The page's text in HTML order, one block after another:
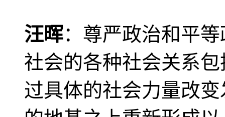
汪晖：尊严政治和平
社会的各种社会关系
过具体的社会力量改